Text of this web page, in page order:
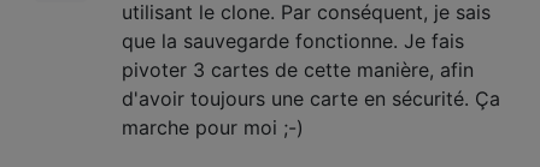
utilisant le clone. Par conséquent, je sais
que la sauvegarde fonctionne. Je fais
pivoter 3 cartes de cette manière, afin
d'avoir toujours une carte en sécurité. Ça
marche pour moi ;-)